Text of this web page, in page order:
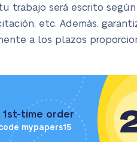
trabajo será escrito
etc. Además,
a los plazos
1st-time order
mypapers15